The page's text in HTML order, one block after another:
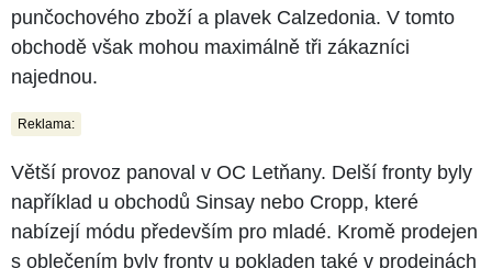
punčochového zboží a plavek Calzedonia. V tomto
obchodě však mohou maximálně tři zákazníci
najednou.
Reklama:
Větší provoz panoval v OC Letňany. Delší fronty byly
například u obchodů Sinsay nebo Cropp, které
nabízejí módu především pro mladé. Kromě prodejen
s oblečením byly fronty u pokladen také v prodejnách